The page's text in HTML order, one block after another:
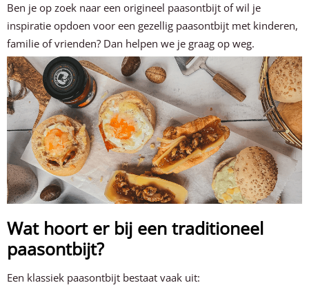
Ben je op zoek naar een origineel paasontbijt of wil je
inspiratie opdoen voor een gezellig paasontbijt met kinderen,
familie of vrienden? Dan helpen we je graag op weg.
Wat hoort er bij een traditioneel
paasontbijt?
Een klassiek paasontbijt bestaat vaak uit: